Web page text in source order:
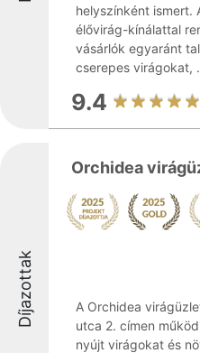
helyszínként ismert.
élővirág-kínálattal
vásárlók egyaránt
cserepes virágokat,
9.4
Díjazottak
Orchidea
A Orchidea
utca 2. címen
nyújt virágokat és